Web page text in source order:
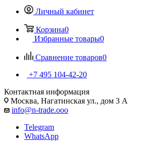
Личный кабинет
Корзина0
Избранные товары0
Сравнение товаров0
+7 495 104-42-20
Контактная информация
Москва, Нагатинская ул., дом 3 А
info@n-trade.ooo
Telegram
WhatsApp